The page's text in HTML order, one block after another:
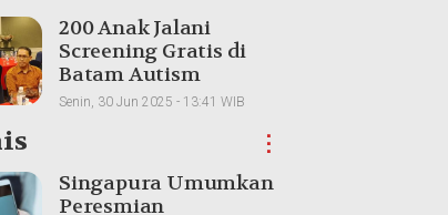
200 Anak Jalani
Screening Gratis di
Batam Autism
Conference 2025
Senin, 30 Jun 2025 - 13:41 WIB
⋮
Singapura Umumkan
Peresmian